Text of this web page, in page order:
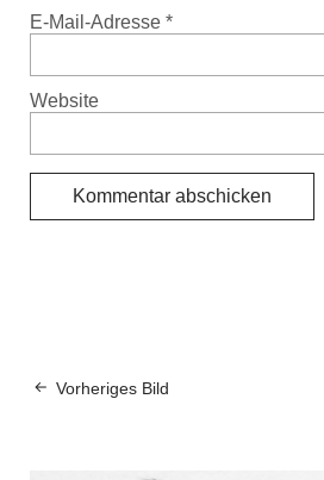
E-Mail-Adresse *
Website
Vorheriges Bild